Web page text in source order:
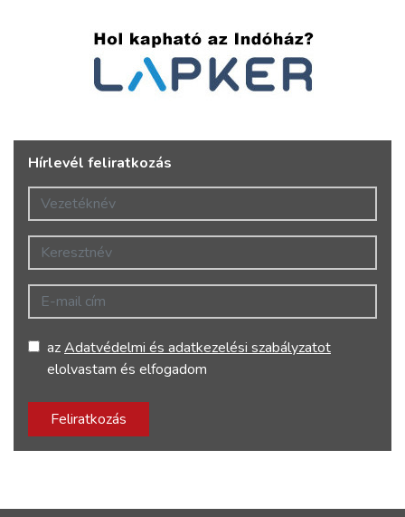
Hírlevél feliratkozás
Vezetéknév
Keresztnév
E-mail cím
azAdatvédelmi és adatkezelési szabályzatot
elolvastam és elfogadom
Feliratkozás